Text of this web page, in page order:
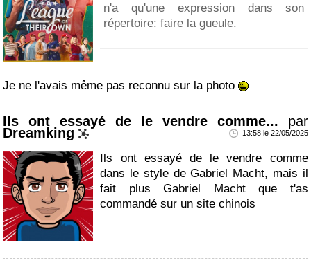
n'a qu'une expression dans son
répertoire: faire la gueule.
Je ne l'avais même pas reconnu sur la photo
Ils ont essayé de le vendre comme... par
Dreamking 13:58 le 22/05/2025
Ils ont essayé de le vendre comme
dans le style de Gabriel Macht, mais il
fait plus Gabriel Macht que t'as
commandé sur un site chinois